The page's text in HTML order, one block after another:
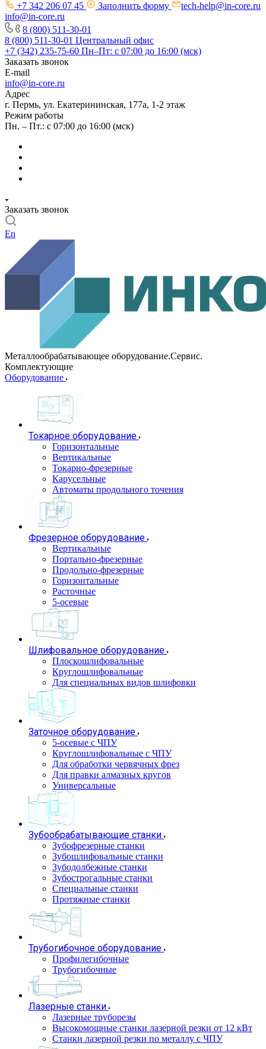
+7 342 206 07 45 Заполнить форму
tech-help@in-core.ru
info@in-core.ru
8 (800) 511-30-01
8 (800) 511-30-01 Центральный офис
+7 (342) 235-75-60 Пн–Пт: с 07:00 до 16:00 (мск)
Заказать звонок
E-mail
info@in-core.ru
Адрес
г. Пермь, ул. ​Екатерининская, 177а, ​1-2 этаж
Режим работы
Пн. – Пт.: с 07:00 до 16:00 (мск)
Заказать звонок
En
Металлообрабатывающее оборудование.Сервис.
Комплектующие
Оборудование
Токарное оборудование
Горизонтальные
Вертикальные
Токарно-фрезерные
Карусельные
Автоматы продольного точения
Фрезерное оборудование
Вертикальные
Портально-фрезерные
Продольно-фрезерные
Горизонтальные
Расточные
5-осевые
Шлифовальное оборудование
Плоскошлифовальные
Круглошлифовальные
Для специальных видов шлифовки
Заточное оборудование
5-осевые с ЧПУ
Круглошлифовальные с ЧПУ
Для обработки червячных фрез
Для правки алмазных кругов
Универсальные
Зубообрабатывающие станки
Зубофрезерные станки
Зубошлифовальные станки
Зубодолбежные станки
Зубострогальные станки
Специальные станки
Протяжные станки
Трубогибочное оборудование
Профилегибочные
Трубогибочные
Лазерные станки
Лазерные труборезы
Высокомощные станки лазерной резки от 12 кВт
Станки лазерной резки по металлу с ЧПУ